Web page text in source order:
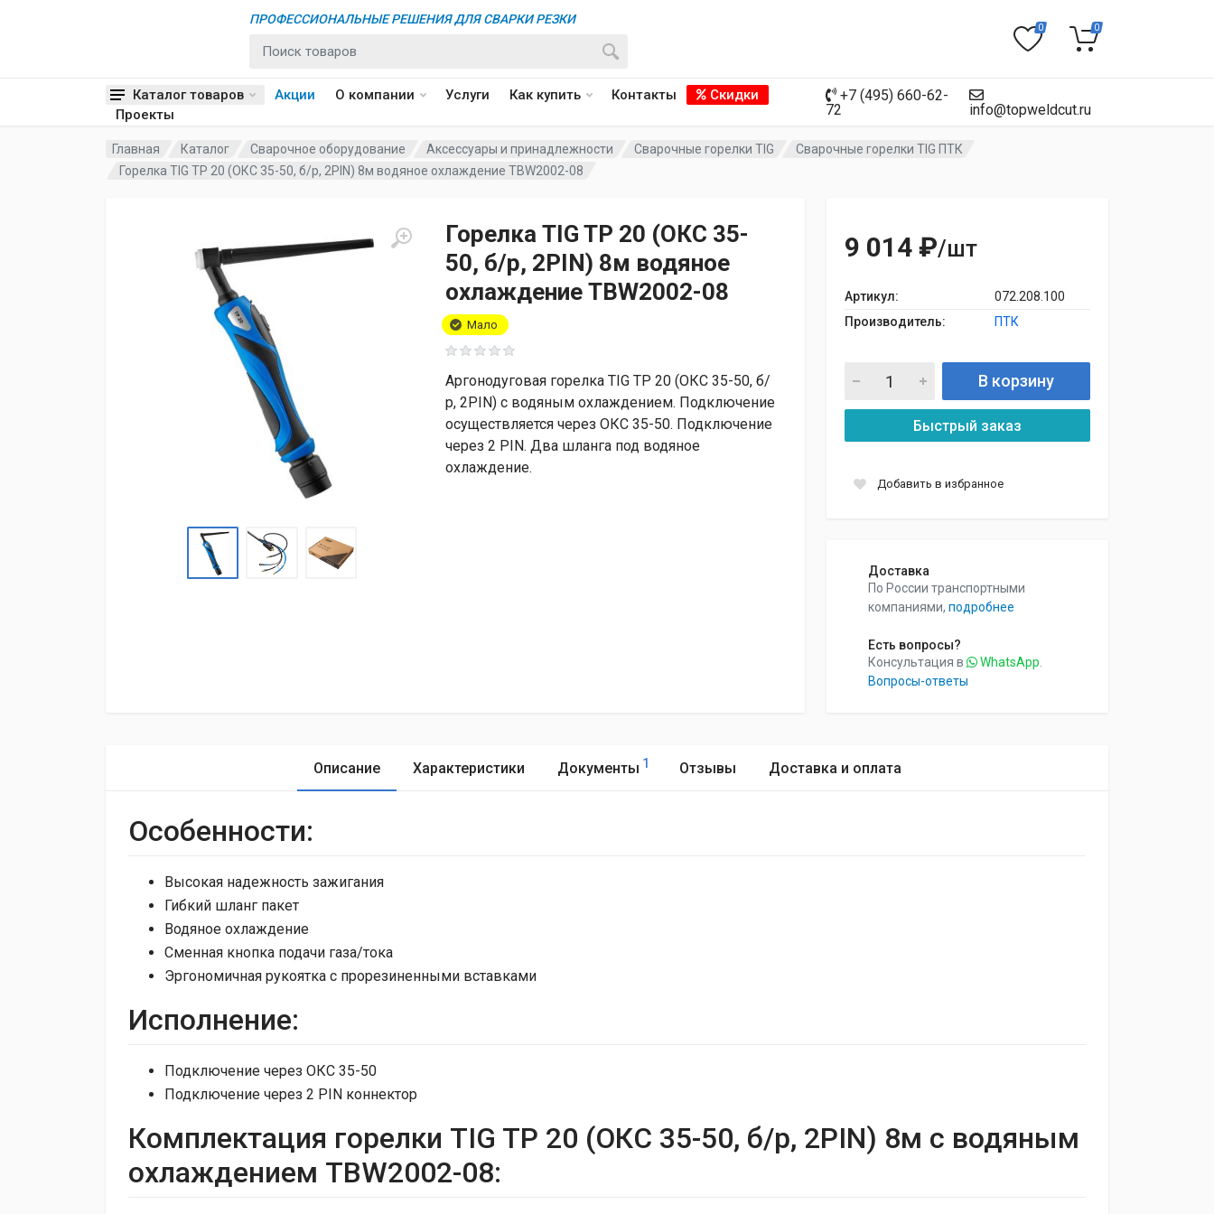
Каталог товаров Акции О компании Услуги Как купить Контакты
Скидки
Проекты
+7 (495) 660-62-
72
info@topweldcut.ru
ПРОФЕССИОНАЛЬНЫЕ РЕШЕНИЯ ДЛЯ СВАРКИ РЕЗКИ
0 0
Главная Каталог Сварочное оборудование Аксессуары и принадлежности Сварочные горелки TIG
Сварочные горелки TIG ПТК
Горелка TIG TP 20 (ОКС 35-50, б/р, 2PIN) 8м водяное охлаждение TBW2002-08
Горелка TIG TP 20 (ОКС 35-
50, б/р, 2PIN) 8м водяное
охлаждение TBW2002-08
Мало
Аргонодуговая горелка TIG TP 20 (ОКС 35-50, б/
р, 2PIN) с водяным охлаждением. Подключение
осуществляется через ОКС 35-50. Подключение
через 2 PIN. Два шланга под водяное
охлаждение.
9 014 ₽/шт
Артикул:
072.208.100
Производитель:
ПТК
В корзину
Быстрый заказ
Добавить в избранное
Доставка
По России транспортными
компаниями, подробнее
Есть вопросы?
Консультация в
WhatsApp
Вопросы-ответы
Описание Характеристики Документы 1 Отзывы Доставка и оплата
Особенности:
Высокая надежность зажигания
Гибкий шланг пакет
Водяное охлаждение
Сменная кнопка подачи газа/тока
Эргономичная рукоятка с прорезиненными вставками
Исполнение:
Подключение через ОКС 35-50
Подключение через 2 PIN коннектор
Комплектация горелки TIG TP 20 (ОКС 35-50, б/р, 2PIN) 8м с водяным
охлаждением TBW2002-08: